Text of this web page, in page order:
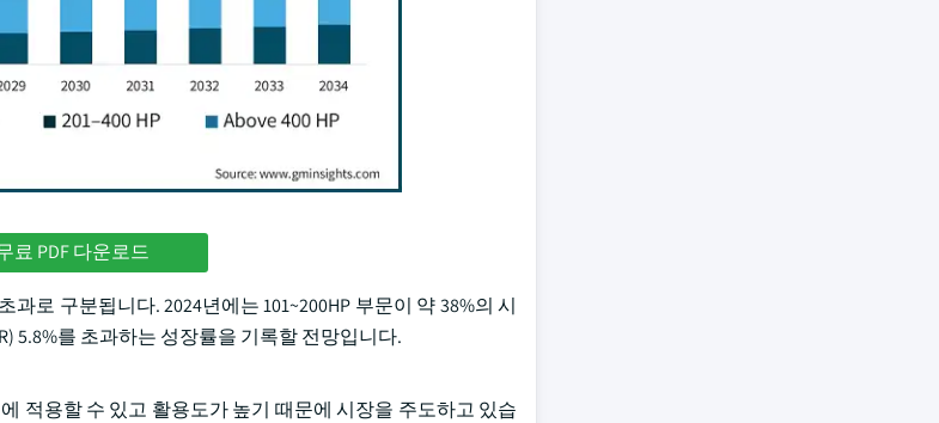
료 PDF 다운로드
과로 구분됩니다. 2024년에는 101~200HP 부문이 약 38%의 시
5.8%를 초과하는 성장률을 기록할 전망입니다.
적용할 수 있고 활용도가 높기 때문에 시장을 주도하고 있습